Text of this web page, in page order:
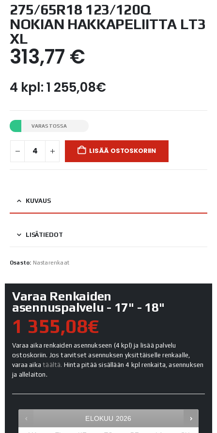
275/65R18 123/120Q
NOKIAN HAKKAPELIITTA LT3
XL
313,77 €
4 kpl: 1 255,08€
VARASTOSSA
LISÄÄ OSTOSKORIIN
KUVAUS
LISÄTIEDOT
Osasto: Nastarenkaat
Varaa Renkaiden
asennuspalvelu - 17" - 18"
1 355,08€
Varaa aika renkaiden asennukseen (4 kpl) ja lisää palvelu
ostoskoriin. Jos tarvitset asennuksen yksittäiselle renkaalle,
varaa aikatäältä. Hinta pitää sisällään 4 kpl renkaita, asennuksen
ja allelaiton.
ELOKUU 2026